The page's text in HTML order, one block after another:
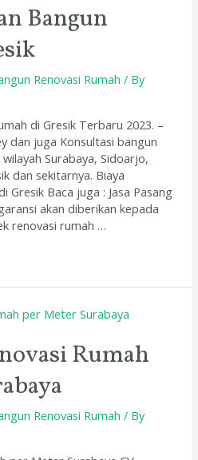
Bangun
Renovasi Rumah / By
di Gresik Terbaru 2023. –
dan juga Konsultasi bangun
Surabaya, Sidoarjo,
dan sekitarnya. Biaya
Gresik Baca juga : Jasa Pasang
akan diberikan kepada
renovasi rumah …
Rumah
Renovasi Rumah / By